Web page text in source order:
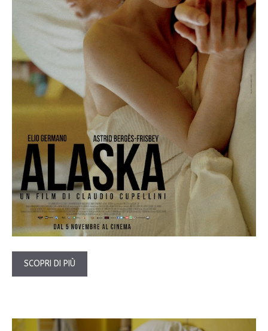
SCOPRI DI PIÙ